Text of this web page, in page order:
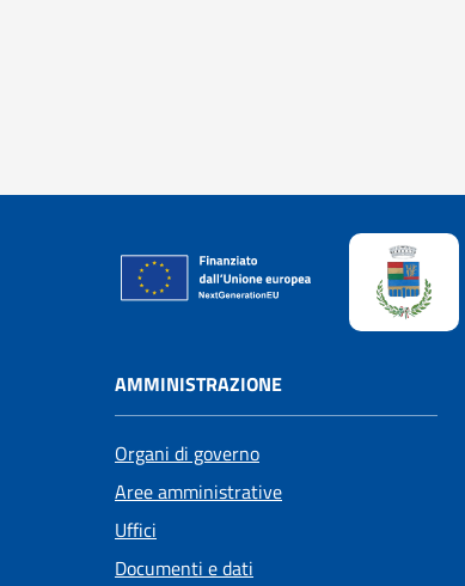
AMMINISTRAZIONE
Organi di governo
Aree amministrative
Uffici
Documenti e dati